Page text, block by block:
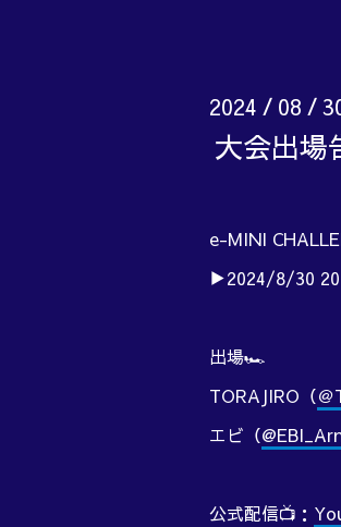
2024 / 08 /
大会出場
e-MINI
▶︎2024/8/30
出場🏎️
TORAJIRO（＠
エビ（
公式配信📺：